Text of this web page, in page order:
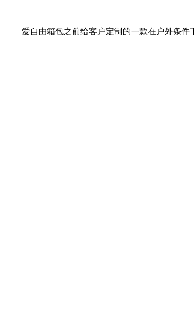
爱自由箱包之前给客户定制的一款在户外条件